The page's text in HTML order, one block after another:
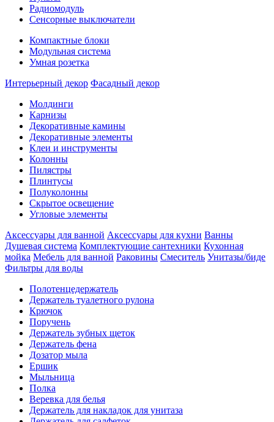
Радиомодуль
Сенсорные выключатели
Компактные блоки
Модульная система
Умная розетка
Интерьерный декор Фасадный декор
Молдинги
Карнизы
Декоративные камины
Декоративные элементы
Клеи и инструменты
Колонны
Пилястры
Плинтусы
Полуколонны
Скрытое освещение
Угловые элементы
Аксессуары для ванной Аксессуары для кухни Ванны
Душевая система Комплектующие сантехники Кухонная
мойка Мебель для ванной Раковины Смеситель Унитазы/биде
Фильтры для воды
Полотенцедержатель
Держатель туалетного рулона
Крючок
Поручень
Держатель зубных щеток
Держатель фена
Дозатор мыла
Eршик
Мыльница
Полка
Веревка для белья
Держатель для накладок для унитаза